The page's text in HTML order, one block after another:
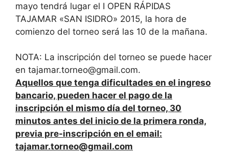
mayo tendrá lugar el I OPEN RÁPIDAS
TAJAMAR «SAN ISIDRO» 2015, la hora de
comienzo del torneo será las 10 de la mañana.
NOTA: La inscripción del torneo se puede hacer
en tajamar.torneo@gmail.com.
Aquellos que tenga dificultades en el ingreso
bancario, pueden hacer el pago de la
inscripción el mismo día del torneo, 30
minutos antes del inicio de la primera ronda,
previa pre-inscripción en el email:
tajamar.torneo@gmail.com